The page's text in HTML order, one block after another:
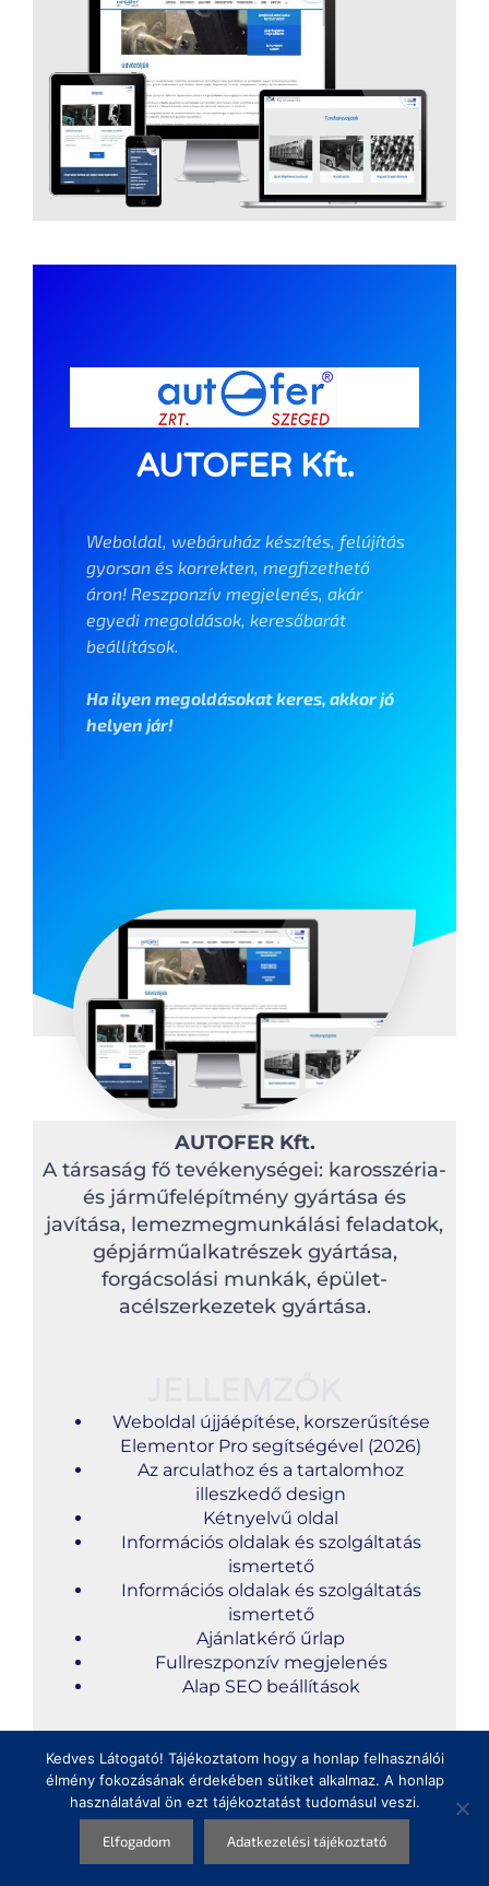
AUTOFER Kft.
Weboldal, webáruház készítés, felújítás
gyorsan és korrekten, megfizethető
áron! Reszponzív megjelenés, akár
egyedi megoldások, keresőbarát
beállítások.
Ha ilyen megoldásokat keres, akkor jó
helyen jár!
AUTOFER Kft.
A társaság fő tevékenységei: karosszéria-
és járműfelépítmény gyártása és
javítása, lemezmegmunkálási feladatok,
gépjárműalkatrészek gyártása,
forgácsolási munkák, épület-
acélszerkezetek gyártása.
Weboldal újjáépítése, korszerűsítése
Elementor Pro segítségével (2026)
Az arculathoz és a tartalomhoz
illeszkedő design
Kétnyelvű oldal
Információs oldalak és szolgáltatás
ismertető
Információs oldalak és szolgáltatás
ismertető
Ajánlatkérő űrlap
Fullreszponzív megjelenés
Alap SEO beállítások
Megosztás
Kedves Látogató! Tájékoztatom hogy a honlap felhasználói
élmény fokozásának érdekében sütiket alkalmaz. A honlap
használatával ön ezt tájékoztatást tudomásul veszi.
Elfogadom Adatkezelési tájékoztató